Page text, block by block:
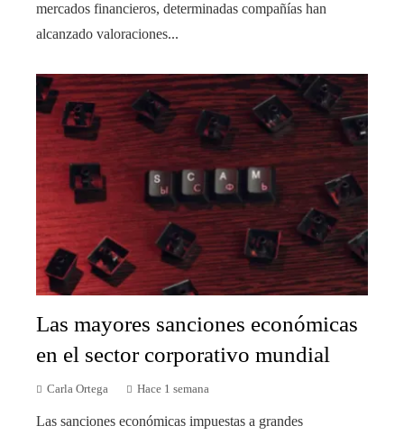
mercados financieros, determinadas compañías han
alcanzado valoraciones...
Las mayores sanciones económicas
en el sector corporativo mundial
Carla Ortega Hace 1 semana
Las sanciones económicas impuestas a grandes